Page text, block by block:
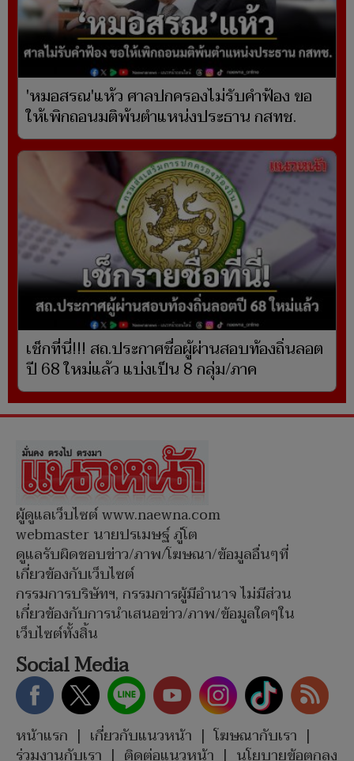
'หมอสรณ'แห้ว ศาลปกครองไม่รับคำฟ้อง ขอ
ให้เพิกถอนมติพ้นตำแหน่งประธาน กสทช.
เช็กที่นี่!!! สถ.ประกาศชื่อผู้ผ่านสอบท้องถิ่นลอต
ปี 68 ใหม่แล้ว แบ่งเป็น 8 กลุ่ม/ภาค
ผู้ดูแลเว็บไซต์ www.naewna.com
webmaster นายปรเมษฐ์ ภู่โต
ดูแลรับผิดชอบข่าว/ภาพ/โฆษณา/ข้อมูลอื่นๆที่
เกี่ยวข้องกับเว็บไซต์
กรรมการบริษัทฯ, กรรมการผู้มีอำนาจ ไม่มีส่วน
เกี่ยวข้องกับการนำเสนอข่าว/ภาพ/ข้อมูลใดๆใน
เว็บไซต์ทั้งสิ้น
Social Media
หน้าแรก | เกี่ยวกับแนวหน้า | โฆษณากับเรา |
ร่วมงานกับเรา | ติดต่อแนวหน้า | นโยบายข้อตกลง